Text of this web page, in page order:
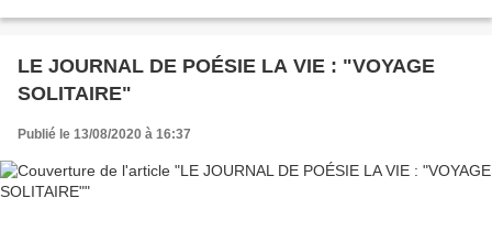
LE JOURNAL DE POÉSIE LA VIE : "VOYAGE
SOLITAIRE"
Publié le 13/08/2020 à 16:37